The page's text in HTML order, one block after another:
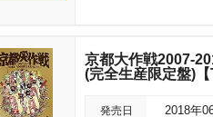
京都大作戦2007-
(完全生産限定盤)【
発売日 2018年